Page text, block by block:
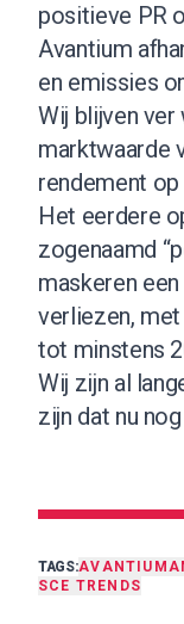
positieve PR
Avantium
en emissies
Wij blijven ver
marktwaarde
rendement op
Het eerdere
zogenaamd
maskeren
verliezen,
tot minstens
Wij zijn al
zijn dat nu
TAGS:AVANTIUM
SCE TRENDS